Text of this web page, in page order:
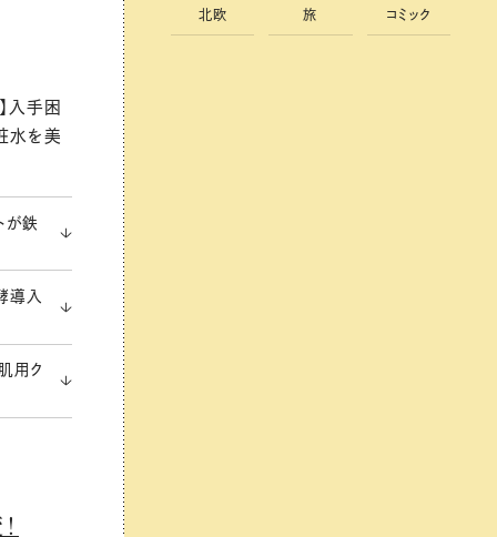
入手困
水を美
が鉄
導入
用ク
北欧 旅 コ ミ ック